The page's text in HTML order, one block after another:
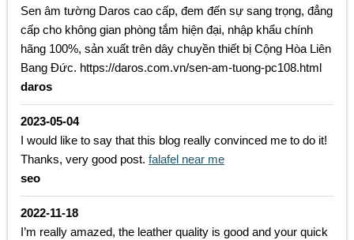
Sen âm tường Daros cao cấp, đem đến sự sang trọng, đẳng
cấp cho không gian phòng tắm hiện đại, nhập khẩu chính
hãng 100%, sản xuất trên dây chuyền thiết bị Cộng Hòa Liên
Bang Đức. https://daros.com.vn/sen-am-tuong-pc108.html
daros
2023-05-04
I would like to say that this blog really convinced me to do it!
Thanks, very good post. falafel near me
seo
2022-11-18
I’m really amazed, the leather quality is good and your quick